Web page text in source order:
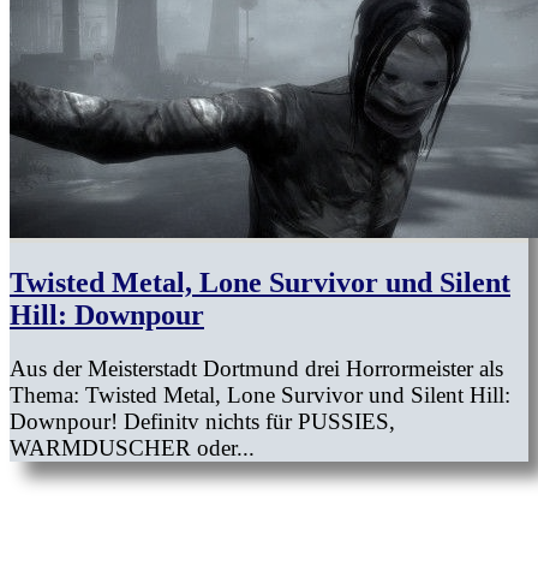
Twisted Metal, Lone Survivor und Silent
Hill: Downpour
Aus der Meisterstadt Dortmund drei Horrormeister als
Thema: Twisted Metal, Lone Survivor und Silent Hill:
Downpour! Definitv nichts für PUSSIES,
WARMDUSCHER oder...